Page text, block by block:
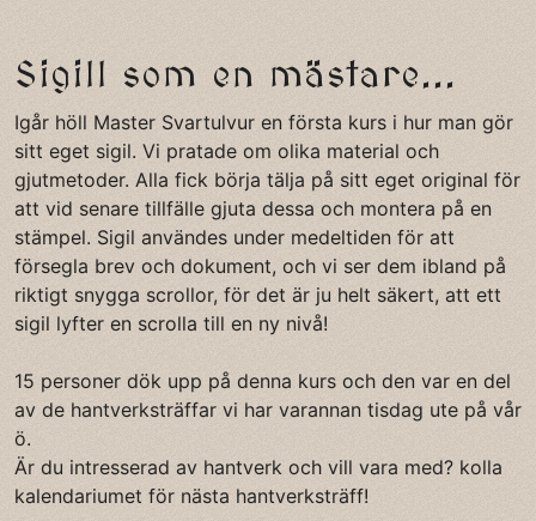
Sigill som en mästare...
Igår höll Master Svartulvur en första kurs i hur man gör
sitt eget sigil. Vi pratade om olika material och
gjutmetoder. Alla fick börja tälja på sitt eget original för
att vid senare tillfälle gjuta dessa och montera på en
stämpel. Sigil användes under medeltiden för att
försegla brev och dokument, och vi ser dem ibland på
riktigt snygga scrollor, för det är ju helt säkert, att ett
sigil lyfter en scrolla till en ny nivå!
15 personer dök upp på denna kurs och den var en del
av de hantverksträffar vi har varannan tisdag ute på vår
ö.
Är du intresserad av hantverk och vill vara med? kolla
kalendariumet för nästa hantverksträff!